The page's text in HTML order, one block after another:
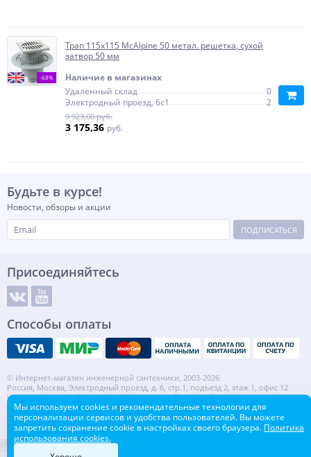
-68%
Трап 115х115 McAlpine 50 метал. решетка, сухой
затвор 50 мм
Наличие в магазинах
Удаленный склад
0
Электродный проезд, 6с1
2
9 923,00 руб.
3 175,36 руб.
Будьте в курсе!
Новости, обзоры и акции
ПОДПИСАТЬСЯ
Присоединяйтесь
Способы оплаты
© Интернет-магазин инженерной сантехники, 2003-2026
Россия, Москва, Электродный проезд, д. 6, стр.1, подъезд 2, этаж 1, офис 12
Информация на сайте не является публичной офертой.
ИНН: 7720553918 КПП: 772001001
Контакты Карта сайта
Мы используем cookies и рекомендательные технологии для
персонализации сервисов и удобства пользователей. Вы можете
запретить сохранение cookie в настройках своего браузера. Политика
использования cookies.